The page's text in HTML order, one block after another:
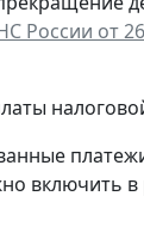
России от
включить в